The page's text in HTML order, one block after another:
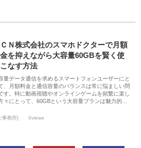
ＣＮ株式会社のスマホドクターで月額
を抑えながら大容量60GBを賢く使
なす方法
量データ通信を求めるスマートフォンユーザーにと
、月額料金と通信容量のバランスは常に悩ましい問
す。特に動画視聴やオンラインゲームを頻繁に楽し
々にとって、60GBという大容量プランは魅力的…
事務所] 0views